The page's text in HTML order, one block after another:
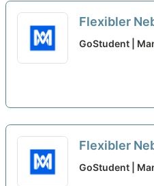
Flexibler
GoStudent |
Flexibler
GoStudent |